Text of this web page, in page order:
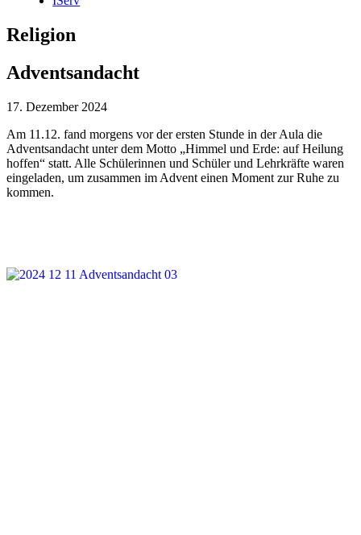
Religion
Adventsandacht
17. Dezember 2024
Am 11.12. fand morgens vor der ersten Stunde in der Aula die
Adventsandacht unter dem Motto „Himmel und Erde: auf Heilung
hoffen“ statt. Alle Schülerinnen und Schüler und Lehrkräfte waren
eingeladen, um zusammen im Advent einen Moment zur Ruhe zu
kommen.